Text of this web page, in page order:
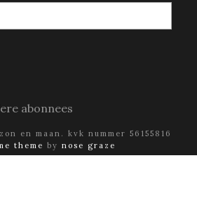
abonnees
en maan. kvk nummer 56155816
theme by nose graze